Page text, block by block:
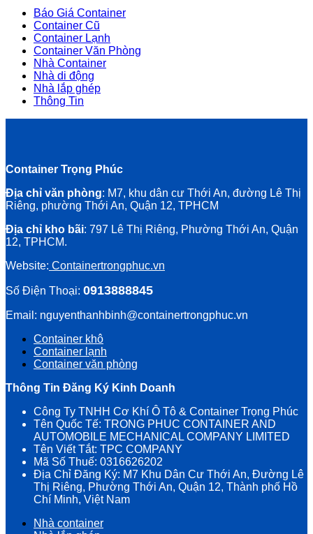
Báo Giá Container
Container Cũ
Container Lạnh
Container Văn Phòng
Nhà Container
Nhà di động
Nhà lắp ghép
Thông Tin
Container Trọng Phúc
Địa chỉ văn phòng: M7, khu dân cư Thới An, đường Lê Thị
Riêng, phường Thới An, Quận 12, TPHCM
Địa chỉ kho bãi: 797 Lê Thị Riêng, Phường Thới An, Quận
12, TPHCM.
Website: Containertrongphuc.vn
Số Điện Thoại: 0913888845
Email: nguyenthanhbinh@containertrongphuc.vn
Container khô
Container lạnh
Container văn phòng
Thông Tin Đăng Ký Kinh Doanh
Công Ty TNHH Cơ Khí Ô Tô & Container Trọng Phúc
Tên Quốc Tế: TRONG PHUC CONTAINER AND
AUTOMOBILE MECHANICAL COMPANY LIMITED
Tên Viết Tắt: TPC COMPANY
Mã Số Thuế: 0316626202
Địa Chỉ Đăng Ký: M7 Khu Dân Cư Thới An, Đường Lê
Thị Riêng, Phường Thới An, Quận 12, Thành phố Hồ
Chí Minh, Việt Nam
Nhà container